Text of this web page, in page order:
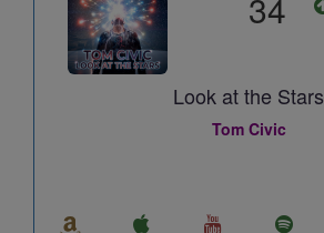
Look at the Stars
Tom Civic